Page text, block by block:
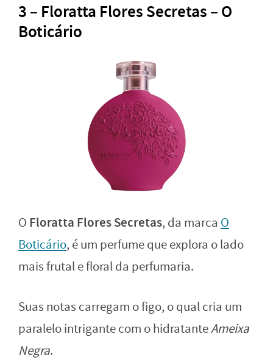
3 – Floratta Flores Secretas – O
Boticário
O Floratta Flores Secretas, da marca O
Boticário, é um perfume que explora o lado
mais frutal e floral da perfumaria.
Suas notas carregam o figo, o qual cria um
paralelo intrigante com o hidratanteAmeixa
Negra.